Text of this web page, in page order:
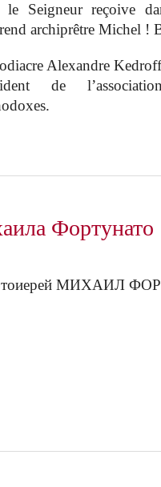
le Seigneur reçoive
archiprêtre Michel !
Alexandre
de
Фортунато
МИХАИЛ